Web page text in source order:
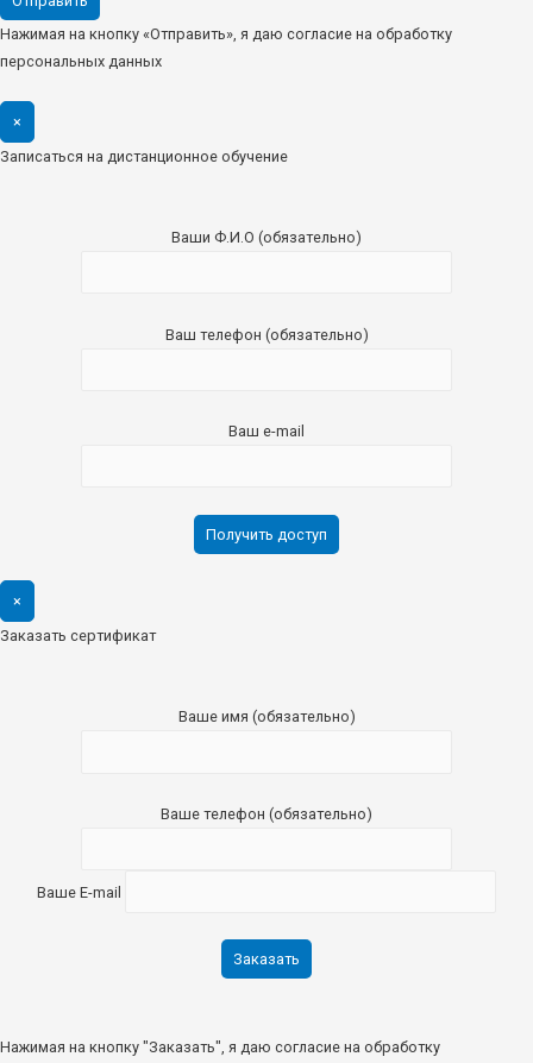
Нажимая на кнопку «Отправить», я даю согласие на обработку
персональных данных
×
Записаться на дистанционное обучение
Ваши Ф.И.О (обязательно)
Ваш телефон (обязательно)
Ваш e-mail
×
Заказать сертификат
Ваше имя (обязательно)
Ваше телефон (обязательно)
Ваше E-mail
Нажимая на кнопку "Заказать", я даю согласие на обработку